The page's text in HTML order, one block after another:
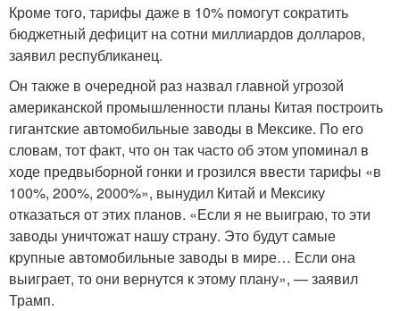
Кроме того, тарифы даже в 10% помогут сократить
бюджетный дефицит на сотни миллиардов долларов,
заявил республиканец.
Он также в очередной раз назвал главной угрозой
американской промышленности планы Китая построить
гигантские автомобильные заводы в Мексике. По его
словам, тот факт, что он так часто об этом упоминал в
ходе предвыборной гонки и грозился ввести тарифы «в
100%, 200%, 2000%», вынудил Китай и Мексику
отказаться от этих планов. «Если я не выиграю, то эти
заводы уничтожат нашу страну. Это будут самые
крупные автомобильные заводы в мире… Если она
выиграет, то они вернутся к этому плану», — заявил
Трамп.